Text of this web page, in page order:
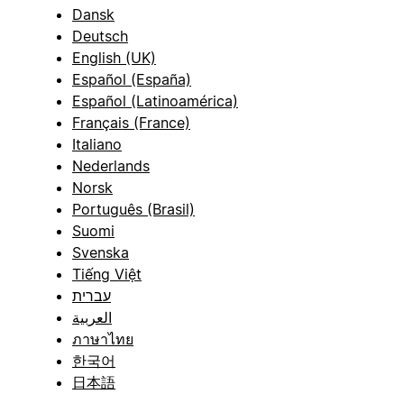
Dansk
Deutsch
English (UK)
Español (España)
Español (Latinoamérica)
Français (France)
Italiano
Nederlands
Norsk
Português (Brasil)
Suomi
Svenska
Tiếng Việt
עברית
العربية
ภาษาไทย
한국어
日本語